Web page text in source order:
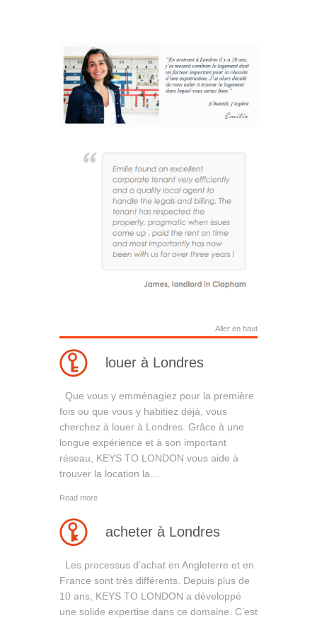
Aller en haut
louer à Londres
Que vous y emménagiez pour la première
fois ou que vous y habitiez déjà, vous
cherchez à louer à Londres. Grâce à une
longue expérience et à son important
réseau, KEYS TO LONDON vous aide à
trouver la location la…
Read more
acheter à Londres
Les processus d’achat en Angleterre et en
France sont très différents. Depuis plus de
10 ans, KEYS TO LONDON a développé
une solide expertise dans ce domaine. C’est